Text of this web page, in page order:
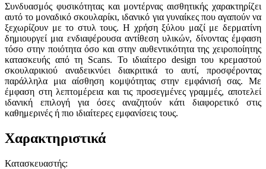
Συνδυασμός φυσικότητας και μοντέρνας αισθητικής χαρακτηρίζει
αυτό το μοναδικό σκουλαρίκι, ιδανικό για γυναίκες που αγαπούν να
ξεχωρίζουν με το στυλ τους. Η χρήση ξύλου μαζί με δερματίνη
δημιουργεί μια ενδιαφέρουσα αντίθεση υλικών, δίνοντας έμφαση
τόσο στην ποιότητα όσο και στην αυθεντικότητα της χειροποίητης
κατασκευής από τη Scans. Το ιδιαίτερο design του κρεμαστού
σκουλαρικιού αναδεικνύει διακριτικά το αυτί, προσφέροντας
παράλληλα μια αίσθηση κομψότητας στην εμφάνισή σας. Με
έμφαση στη λεπτομέρεια και τις προσεγμένες γραμμές, αποτελεί
ιδανική επιλογή για όσες αναζητούν κάτι διαφορετικό στις
καθημερινές ή πιο ιδιαίτερες εμφανίσεις τους.
Χαρακτηριστικά
Κατασκευαστής: